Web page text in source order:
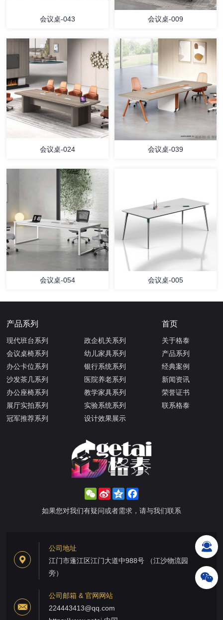
会议桌-043 会议桌-009
会议桌-024 会议桌-039
会议桌-054 会议桌-005
产品系列
现代班台系列
会议桌椅系列
办公卡位系列
沙发茶几系列
办公座椅系列
展厅实拍系列
冠军推荐系列
政企机关系列
幼儿家具系列
银行系统系列
医院养老系列
教学家具系列
实验系统系列
设计效果展示
首页
关于格泰
产品系列
经典案例
新闻资讯
荣誉证书
联系格泰
WeChat
Sina
Weibo
Qzone
如果您对我们有疑问或者需求，请与我们联系
公司地址
江门市蓬江区江门大道中988号 （江沙物流园
旁）
公司邮箱 & 官网网站
224443413@qq.com